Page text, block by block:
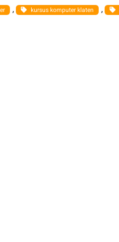
, kursus komputer klaten ,